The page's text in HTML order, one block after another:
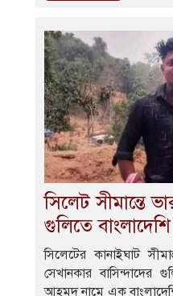
সিলেট সীমান্তে
গুলিতে
সিলেটের কানাইঘাট
সেখানকার বাসিন্দাদের
আহমদ নামে এক